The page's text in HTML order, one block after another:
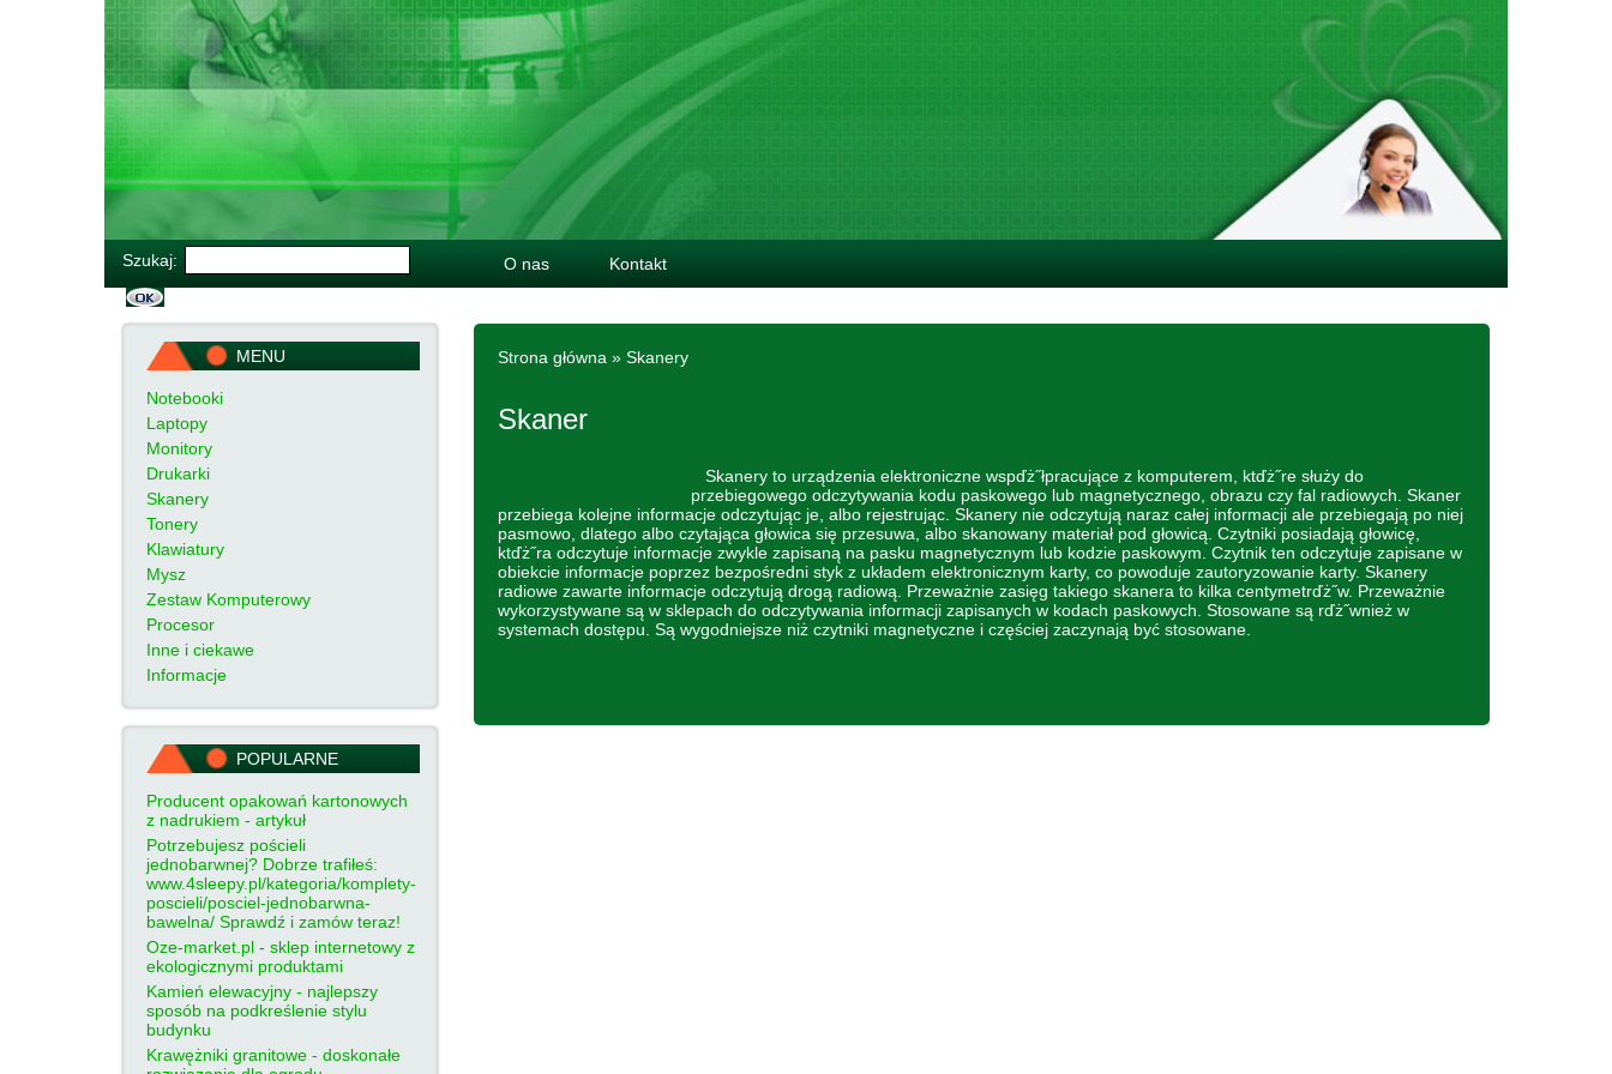
Szukaj: O nas Kontakt
MENU
Notebooki
Laptopy
Monitory
Drukarki
Skanery
Tonery
Klawiatury
Mysz
Zestaw Komputerowy
Procesor
Inne i ciekawe
Informacje
POPULARNE
Producent opakowań kartonowych
z nadrukiem - artykuł
Potrzebujesz pościeli
jednobarwnej? Dobrze trafiłeś:
www.4sleepy.pl/kategoria/komplety-
poscieli/posciel-jednobarwna-
bawelna/ Sprawdź i zamów teraz!
Oze-market.pl - sklep internetowy z
ekologicznymi produktami
Kamień elewacyjny - najlepszy
sposób na podkreślenie stylu
budynku
Krawężniki granitowe - doskonałe
Strona główna » Skanery
Skaner
Skanery to urządzenia elektroniczne wspďż˝łpracujące z komputerem, ktďż˝re służy do
przebiegowego odczytywania kodu paskowego lub magnetycznego, obrazu czy fal radiowych. Skaner
przebiega kolejne informacje odczytując je, albo rejestrując. Skanery nie odczytują naraz całej informacji ale przebiegają po niej
pasmowo, dlatego albo czytająca głowica się przesuwa, albo skanowany materiał pod głowicą. Czytniki posiadają głowicę,
ktďż˝ra odczytuje informacje zwykle zapisaną na pasku magnetycznym lub kodzie paskowym. Czytnik ten odczytuje zapisane w
obiekcie informacje poprzez bezpośredni styk z układem elektronicznym karty, co powoduje zautoryzowanie karty. Skanery
radiowe zawarte informacje odczytują drogą radiową. Przeważnie zasięg takiego skanera to kilka centymetrďż˝w. Przeważnie
wykorzystywane są w sklepach do odczytywania informacji zapisanych w kodach paskowych. Stosowane są rďż˝wnież w
systemach dostępu. Są wygodniejsze niż czytniki magnetyczne i częściej zaczynają być stosowane.